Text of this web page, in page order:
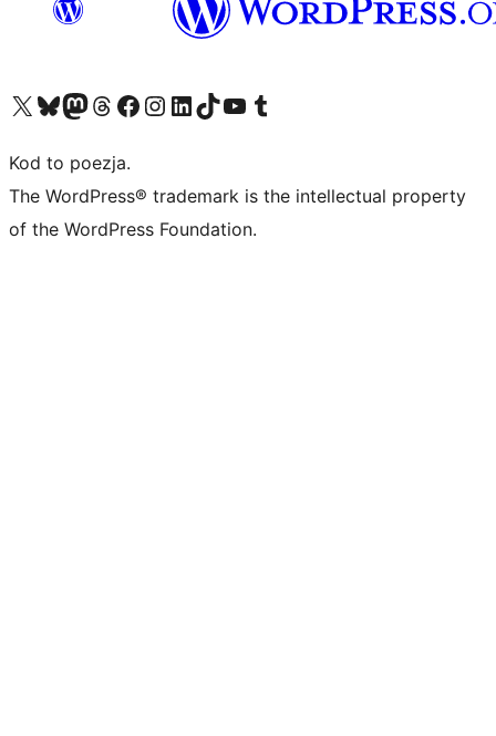
Odwiedź nasze konto X (dawniej Twitter)
Odwiedź nasze konto Bluesky
Odwiedź nasze konto na Mastodoncie
Odwiedź naszego Threadsa
Odwiedź naszego Facebooka
Odwiedź nasze konto na Instagramie
Odwiedź nasze konto na LinkedIn
Odwiedź naszego TikToka
Odwiedź nasz kanał YouTube
Odwiedź naszego Tumblra
Kod to poezja.
The WordPress® trademark is the intellectual property
of the WordPress Foundation.